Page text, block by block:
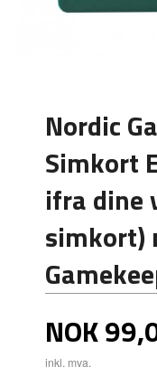
Nordic
Simkort
ifra dine
simkort)
Pris
NOK
inkl. mva.